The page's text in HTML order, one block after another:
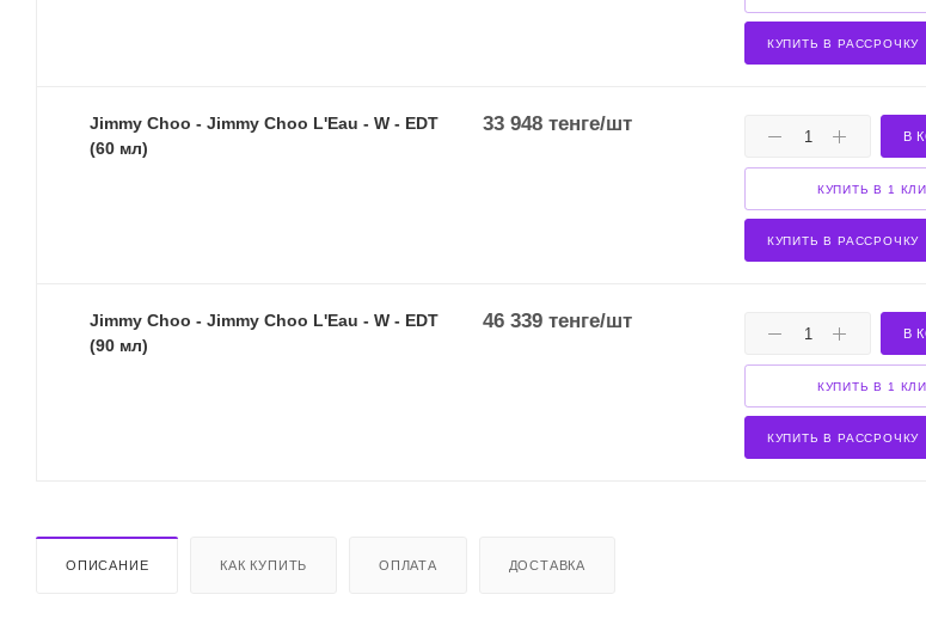
КУПИТЬ В РАССРОЧКУ
Jimmy Choo - Jimmy Choo L'Eau - W - EDT
(60 мл)
33 948тенге/шт
В
КУПИТЬ В 1
КУПИТЬ В РАССРОЧКУ
Jimmy Choo - Jimmy Choo L'Eau - W - EDT
(90 мл)
46 339тенге/шт
В
КУПИТЬ В 1
КУПИТЬ В РАССРОЧКУ
ОПИСАНИЕ КАК КУПИТЬ ОПЛАТА ДОСТАВКА